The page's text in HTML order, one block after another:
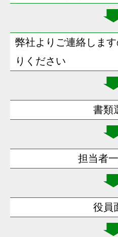
弊社よりご連絡しま
りください
書類
担当者
役員